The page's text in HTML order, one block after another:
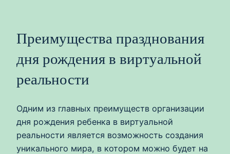
Преимущества празднования
дня рождения в виртуальной
реальности
Одним из главных преимуществ организации
дня рождения ребенка в виртуальной
реальности является возможность создания
уникального мира, в котором можно будет на